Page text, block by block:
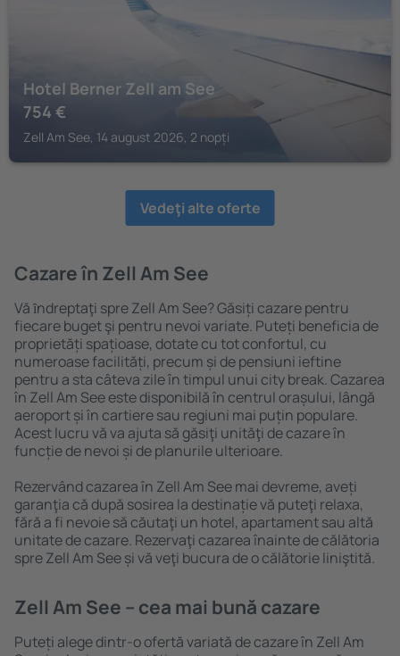
Hotel Berner Zell am See
754 €
Zell Am See, 14 august 2026, 2 nopți
Vedeţi alte oferte
Cazare în Zell Am See
Vă ȋndreptaţi spre Zell Am See? Găsiți cazare pentru
fiecare buget şi pentru nevoi variate. Puteți beneficia de
proprietăți spațioase, dotate cu tot confortul, cu
numeroase facilități, precum și de pensiuni ieftine
pentru a sta câteva zile în timpul unui city break. Cazarea
în Zell Am See este disponibilă în centrul orașului, lângă
aeroport și în cartiere sau regiuni mai puțin populare.
Acest lucru vă va ajuta să găsiţi unităţi de cazare în
funcție de nevoi și de planurile ulterioare.
Rezervând cazarea în Zell Am See mai devreme, aveți
garanţia că după sosirea la destinație vă puteţi relaxa,
fără a fi nevoie să căutaţi un hotel, apartament sau altă
unitate de cazare. Rezervaţi cazarea înainte de călătoria
spre Zell Am See și vă veţi bucura de o călătorie liniştită.
Zell Am See – cea mai bună cazare
Puteți alege dintr-o ofertă variată de cazare în Zell Am